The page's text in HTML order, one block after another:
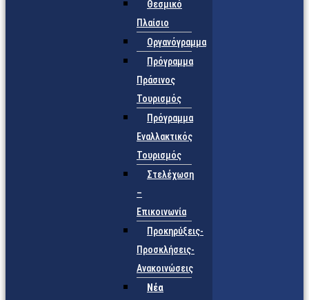
Θεσμικό
Πλαίσιο
Οργανόγραμμα
Πρόγραμμα
Πράσινος
Τουρισμός
Πρόγραμμα
Εναλλακτικός
Τουρισμός
Στελέχωση
–
Επικοινωνία
Προκηρύξεις-
Προσκλήσεις-
Ανακοινώσεις
Νέα